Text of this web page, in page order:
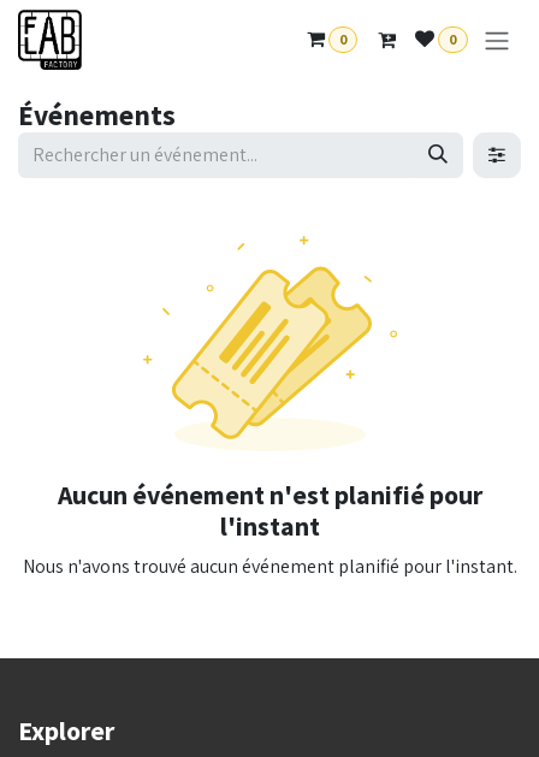
Se rendre au contenu
0 0
Événements
Aucun événement n'est planifié pour
l'instant
Nous n'avons trouvé aucun événement planifié pour l'instant.
Explorer